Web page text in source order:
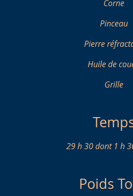
Corne
Pinceau
Pierre
Huile de
Grille
29 h 30 dont 1 h
Poids